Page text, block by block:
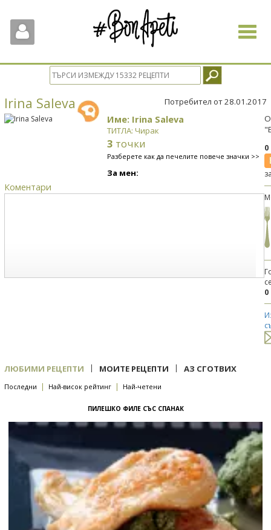
Toggle
Irina Saleva Потребител от 28.01.2017
Име: Irina Saleva
ТИТЛА: Чирак
3 точки
Разберете как да печелите повече значки >>
За мен:
Коментари
0
ЛЮБИМИ РЕЦЕПТИ | МОИТЕ РЕЦЕПТИ | АЗ СГОТВИХ
Последни | Най-висок рейтинг | Най-четени
ПИЛЕШКО ФИЛЕ СЪС СПАНАК